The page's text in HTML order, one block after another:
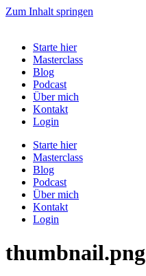
Zum Inhalt springen
Starte hier
Masterclass
Blog
Podcast
Über mich
Kontakt
Login
Starte hier
Masterclass
Blog
Podcast
Über mich
Kontakt
Login
thumbnail.png